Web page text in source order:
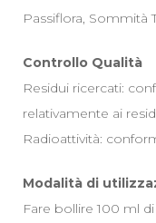
Passiflora, Sommità
Controllo Qualità
Residui ricercati:
relativamente ai
Radioattività:
Modalità di
Fare bollire 100 ml